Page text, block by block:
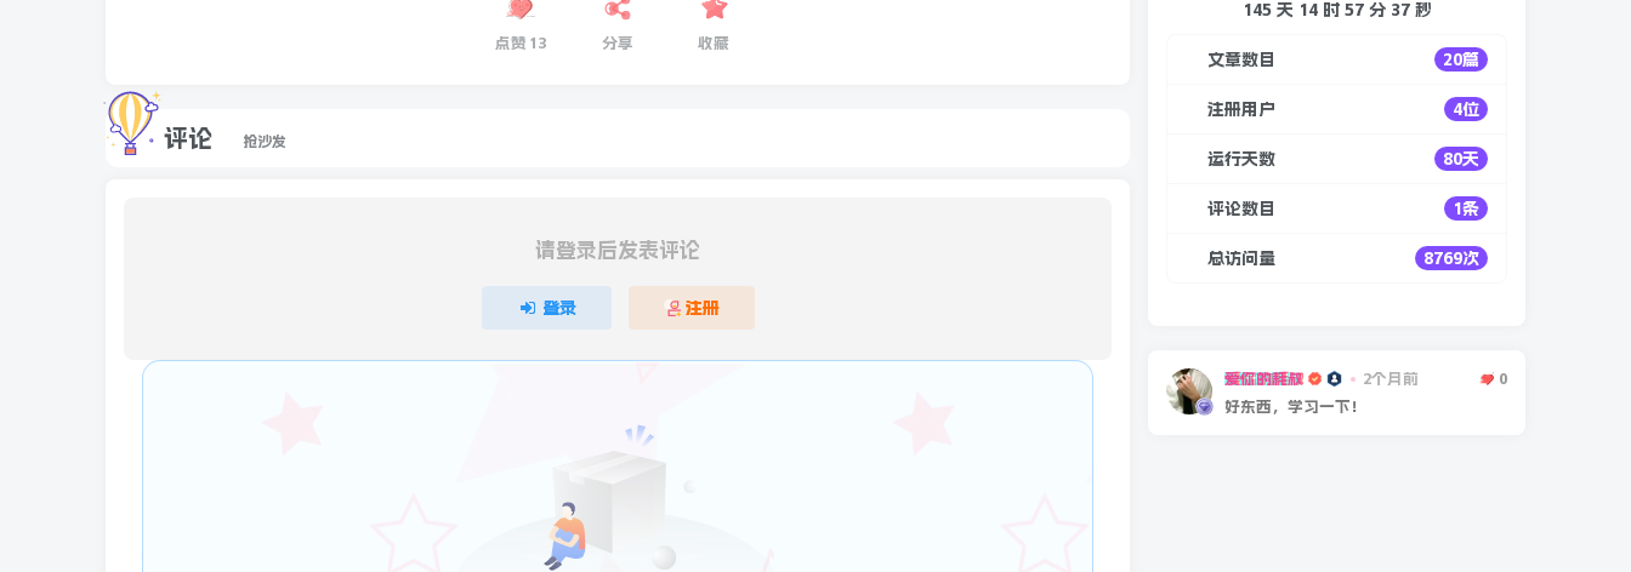
点赞 13 分享 收藏
评论 抢沙发
请登录后发表评论
登录 注册
145 天 14 时 57 分 36 秒
20篇
文章数目
4位
注册用户
80天
运行天数
1条
评论数目
8769次
总访问量
爱你的耗叔 2个月前
0
好东西，学习一下！